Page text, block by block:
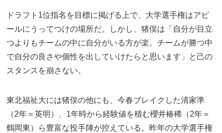
ドラフト1位指名を目標に掲げる上で、大学選手権はアピ
ールにうってつけの場所だ。しかし、猪俣は「自分が目立
つよりもチームの中に自分がいる方が楽。チームが勝つ中
で自分の良さや個性を出していけたらと思います」と己の
スタンスを崩さない。
東北福祉大には猪俣の他にも、今春ブレイクした清家準
（2年＝英明）、1年時から経験値を積む櫻井椿稀（2年＝
鶴岡東）ら豊富な投手陣が控えている。昨年の大学選手権